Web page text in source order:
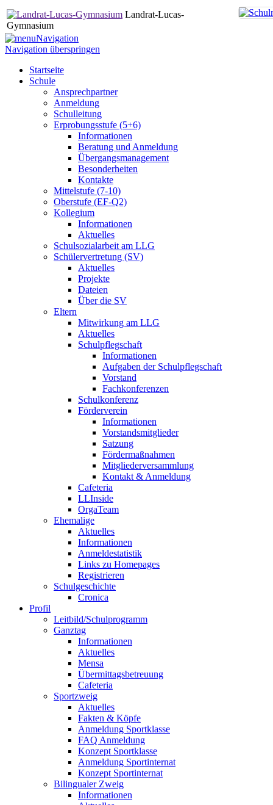
Landrat-Lucas-
Gymnasium
Navigation
Navigation überspringen
Startseite
Schule
Ansprechpartner
Anmeldung
Schulleitung
Erprobungsstufe (5+6)
Informationen
Beratung und Anmeldung
Übergangsmanagement
Besonderheiten
Kontakte
Mittelstufe (7-10)
Oberstufe (EF-Q2)
Kollegium
Informationen
Aktuelles
Schulsozialarbeit am LLG
Schülervertretung (SV)
Aktuelles
Projekte
Dateien
Über die SV
Eltern
Mitwirkung am LLG
Aktuelles
Schulpflegschaft
Informationen
Aufgaben der Schulpflegschaft
Vorstand
Fachkonferenzen
Schulkonferenz
Förderverein
Informationen
Vorstandsmitglieder
Satzung
Fördermaßnahmen
Mitgliederversammlung
Kontakt & Anmeldung
Cafeteria
LLInside
OrgaTeam
Ehemalige
Aktuelles
Informationen
Anmeldestatistik
Links zu Homepages
Registrieren
Schulgeschichte
Cronica
Profil
Leitbild/Schulprogramm
Ganztag
Informationen
Aktuelles
Mensa
Übermittagsbetreuung
Cafeteria
Sportzweig
Aktuelles
Fakten & Köpfe
Anmeldung Sportklasse
FAQ Anmeldung
Konzept Sportklasse
Anmeldung Sportinternat
Konzept Sportinternat
Bilingualer Zweig
Informationen